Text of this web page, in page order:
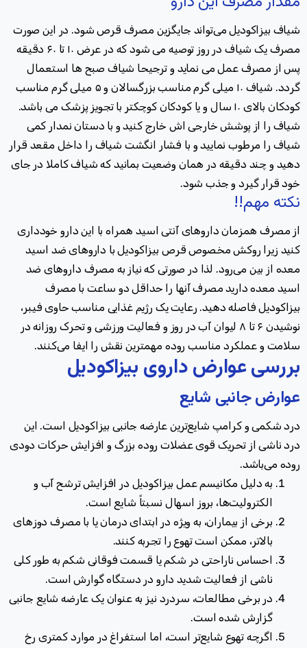
‎شیاف بیزاکودیل می‌تواند جایگزین مصرف قرص شود. در این صورت
مصرف یک شیاف در روز توصیه می شود که در عرض ۱۰ تا ۶۰ دقیقه
پس از مصرف عمل می نماید و ترجیحا شیاف صبح ها استعمال
گردد.
شیاف ۱۰ میلی گرم مناسب بزرگسالان و ۵ میلی گرم مناسب
کودکان بالای ۱۰ سال و یا کودکان کوچکتر با تجویز پزشک می باشد
.
شیاف را از پوشش خارجی اش خارج کنید و با دستان نمدار کمی
شیاف را مرطوب نمایید و با فشار انگشت شیاف را داخل مقعد قرار
دهید و چند دقیقه در همان وضعیت بمانید که شیاف کاملا در جای
خود قرار گیرد و جذب شود.
نکته مهم!!
از مصرف همزمان داروهای آنتی اسید همراه با این دارو خودداری
کنید زیرا روکش مخصوص قرص بیزاکودیل با داروهای ضد اسید
معده از بین می‌رود. لذا در صورتی که نیاز به مصرف داروهای ضد
اسید معده دارید مصرف آنها را حداقل دو ساعت با مصرف
بیزاکودیل فاصله دهید. رعایت یک رژیم غذایی مناسب حاوی فیبر،
نوشیدن ۶ تا ۸ لیوان آب در روز و فعالیت ورزشی و تحرک روزانه در
سلامت و عملکرد مناسب روده مهمترین نقش را ایفا می‌کنند.
بررسی عوارض داروی بیزاکودیل
عوارض جانبی شایع
درد شکمی و کرامپ شایع‌ترین عارضه جانبی بیزاکودیل است. این
درد ناشی از تحریک قوی عضلات روده بزرگ و افزایش حرکات دودی
روده می‌باشد.
به دلیل مکانیسم عمل بیزاکودیل در افزایش ترشح آب و
الکترولیت‌ها، بروز اسهال نسبتاً شایع است.
برخی از بیماران، به ویژه در ابتدای درمان یا با مصرف دوزهای
بالاتر، ممکن است تهوع را تجربه کنند.
احساس ناراحتی در شکم یا قسمت فوقانی شکم به طور کلی
ناشی از فعالیت شدید دارو در دستگاه گوارش است.
در برخی مطالعات، سردرد نیز به عنوان یک عارضه شایع جانبی
گزارش شده است.
اگرچه تهوع شایع‌تر است، اما استفراغ در موارد کمتری رخ